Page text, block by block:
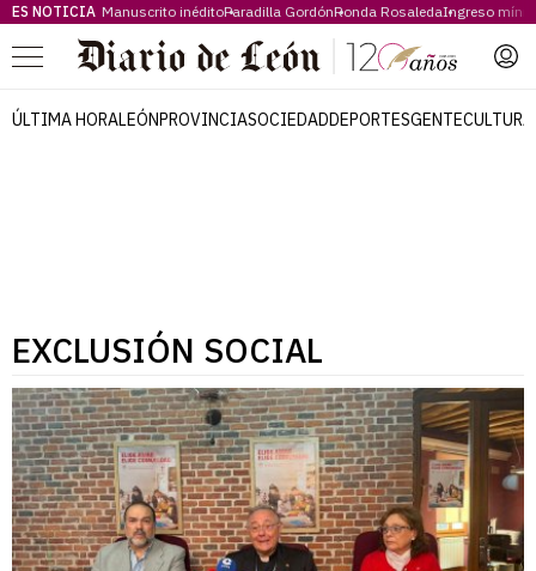
ES NOTICIA Manuscrito inéditoParadilla GordónRonda RosaledaIngreso
Menú
ÚLTIMA HORALEÓNPROVINCIASOCIEDADDEPORTESGENTECULTURA
EXCLUSIÓN SOCIAL